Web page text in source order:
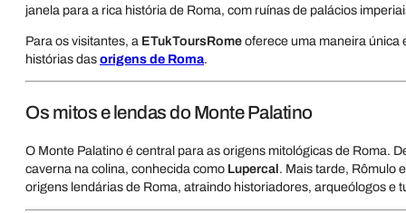
janela para a rica história de Roma, com ruínas de palácios
Para os visitantes, a ETukToursRomeoferece uma maneira única
histórias dasorigens de Roma.
Os mitos e lendas do Monte Palatino
O Monte Palatino é central para as origens mitológicas de Roma.
caverna na colina, conhecida como Lupercal. Mais tarde, Rômulo
origens lendárias de Roma, atraindo historiadores, arqueólogos e